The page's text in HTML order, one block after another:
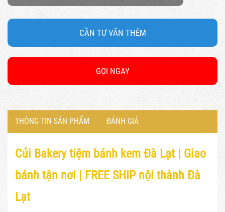
CẦN TƯ VẤN THÊM
GỌI NGAY
THÔNG TIN SẢN PHẨM ĐÁNH GIÁ
Củi Bakery tiệm bánh kem Đà Lạt | Giao
bánh tận nơi | FREE SHIP nội thành Đà
Lạt